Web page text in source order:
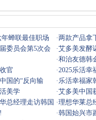
蝉联最佳职场
· 两款产品拿
么？
委员会第5次会
·艾多美发酵
·和治友德韩
量发展研
官 ·2025乐活幸
国的“反向输
· 乐活幸福家
美学 ·艾多美中国
总经理走访韩国 ·理想华莱总
·韩国始兴市